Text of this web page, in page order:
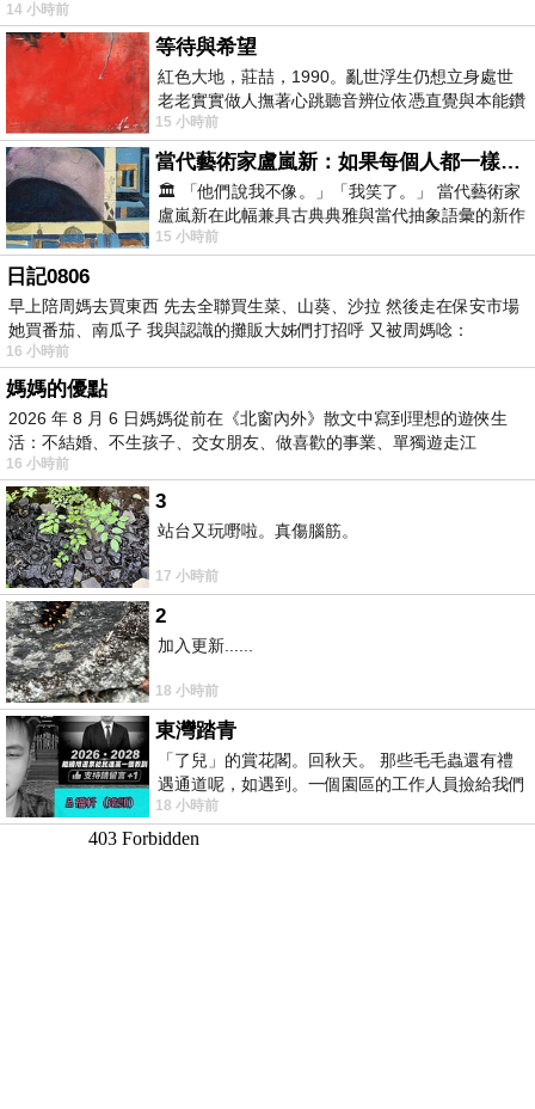
14 小時前
等待與希望
紅色大地，莊喆，1990。亂世浮生仍想立身處世
老老實實做人撫著心跳聽音辨位依憑直覺與本能鑽
向裂隙的亮處探索另一個心聲另一個共鳴的
15 小時前
當代藝術家盧嵐新：如果每個人都一樣，這世界該有多無聊？
🏛️ 「他們說我不像。」「我笑了。」 當代藝術家
盧嵐新在此幅兼具古典典雅與當代抽象語彙的新作
中，以沈靜的藍色空間為背景，描繪了
15 小時前
日記0806
早上陪周媽去買東西 先去全聯買生菜、山葵、沙拉 然後走在保安市場
她買番茄、南瓜子 我與認識的攤販大姊們打招呼 又被周媽唸：
16 小時前
媽媽的優點
2026 年 8 月 6 日媽媽從前在《北窗內外》散文中寫到理想的遊俠生
活：不結婚、不生孩子、交女朋友、做喜歡的事業、單獨遊走江
湖⋯⋯，
16 小時前
3
站台又玩嘢啦。真傷腦筋。
17 小時前
2
加入更新......
18 小時前
東灣踏青
「了兒」的賞花閣。回秋天。 那些毛毛蟲還有禮
遇通道呢，如遇到。一個園區的工作人員撿給我們
細賞。
18 小時前